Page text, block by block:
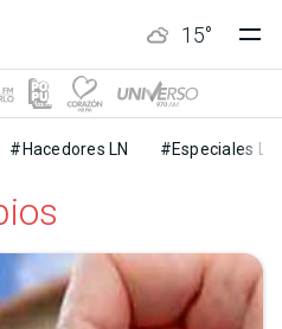
15°
#Hacedores LN #Especiales LN